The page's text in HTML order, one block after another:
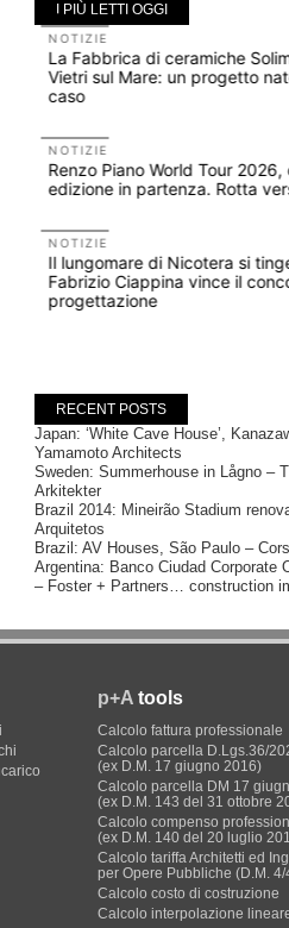
I PIÙ LETTI OGGI
NOTIZIE
La Fabbrica di ceramiche
Vietri sul Mare: un progetto
caso
NOTIZIE
Renzo Piano World Tour 2026,
edizione in partenza. Rotta
NOTIZIE
Il lungomare di Nicotera si
Fabrizio Ciappina vince il
progettazione
RECENT POSTS
Japan: ‘White Cave House’,
Yamamoto Architects
Sweden: Summerhouse in Lågno –
Arkitekter
Brazil 2014: Mineirão Stadium
Arquitetos
Brazil: AV Houses, São Paulo –
Argentina: Banco Ciudad Corporate
– Foster + Partners… construction
p+A tools
Calcolo fattura professionale
Calcolo parcella D.Lgs.36/
(ex D.M. 17 giugno 2016)
Calcolo parcella DM 17
(ex D.M. 143 del 31 ottobre
Calcolo compenso
(ex D.M. 140 del 20 luglio
Calcolo tariffa Architetti ed
per Opere Pubbliche (D.M.
Calcolo costo di costruzione
Calcolo interpolazione